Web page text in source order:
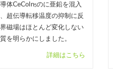
体CeCoIn5のに亜鉛を混入
超伝導転移温度の抑制に反
磁場はほとんど変化しない
を明らかにしました。
詳細はこちら